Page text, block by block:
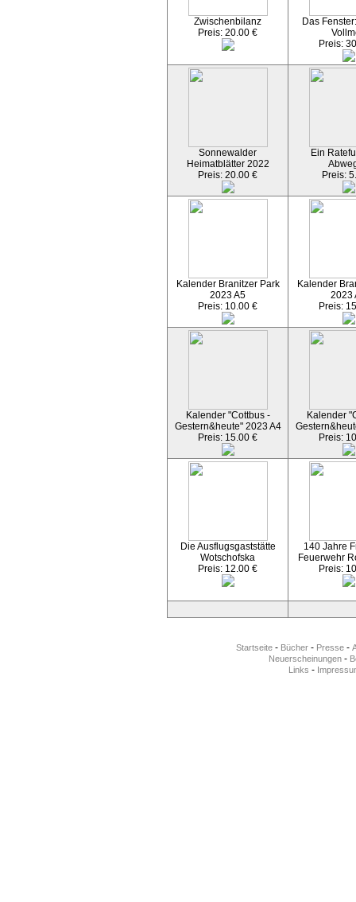
Zwischenbilanz
Preis: 20.00 €
Das
Preis:
Sonnewalder
Heimatblätter 2022
Preis: 20.00 €
Ein
Preis:
Kalender Branitzer Park
2023 A5
Preis: 10.00 €
Kalender
2023
Preis:
Kalender "Cottbus -
Gestern&heute" 2023 A4
Preis: 15.00 €
Kalender
Preis:
Die Ausflugsgaststätte
Wotschofska
Preis: 12.00 €
140 Jahre
Feuerwehr
Preis:
Startseite - Bücher - Presse -
Neuerscheinungen-
Links -